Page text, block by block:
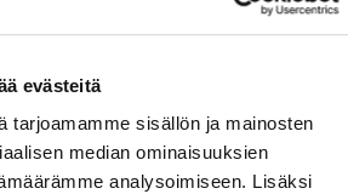
evästeitä
tarjoamamme sisällön ja mainosten
median ominaisuuksien
analysoimiseen. Lisäksi